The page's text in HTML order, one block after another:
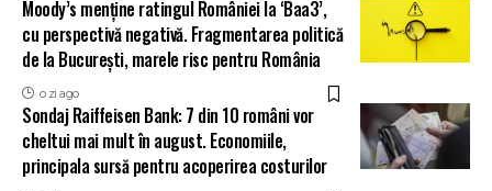
Moody’s menține ratingul României la ‘Baa3’,
cu perspectivă negativă. Fragmentarea politică
de la București, marele risc pentru România
o zi ago
Sondaj Raiffeisen Bank: 7 din 10 români vor
cheltui mai mult în august. Economiile,
principala sursă pentru acoperirea costurilor